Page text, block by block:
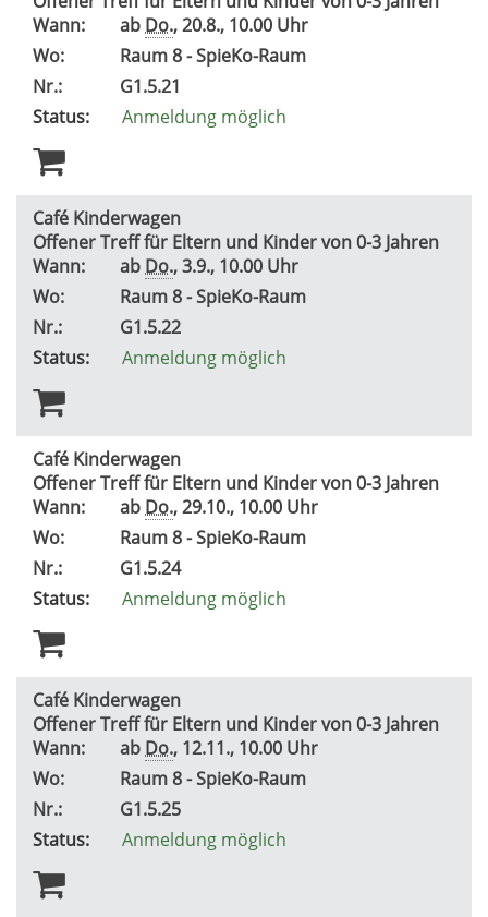
Wann:
ab Do., 20.8., 10.00 Uhr
Wo:
Raum 8 - SpieKo-Raum
Nr.:
G1.5.21
Status:
Anmeldung möglich
Café Kinderwagen
Offener Treff für Eltern und Kinder von 0-3 Jahren
Wann:
ab Do., 3.9., 10.00 Uhr
Wo:
Raum 8 - SpieKo-Raum
Nr.:
G1.5.22
Status:
Anmeldung möglich
Café Kinderwagen
Offener Treff für Eltern und Kinder von 0-3 Jahren
Wann:
ab Do., 29.10., 10.00 Uhr
Wo:
Raum 8 - SpieKo-Raum
Nr.:
G1.5.24
Status:
Anmeldung möglich
Café Kinderwagen
Offener Treff für Eltern und Kinder von 0-3 Jahren
Wann:
ab Do., 12.11., 10.00 Uhr
Wo:
Raum 8 - SpieKo-Raum
Nr.:
G1.5.25
Status:
Anmeldung möglich